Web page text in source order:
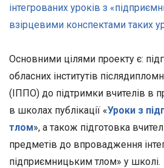
інтегрованих уроків з
взірцевими конспектами таких
Основними цілями проекту є:
обласних інститутів
(ІППО) до підтримки вчителів в
в школах публікації «Уроки з
тлом», а також підготовка
предметів до впровадження
підприємницьким тлом» у школі.